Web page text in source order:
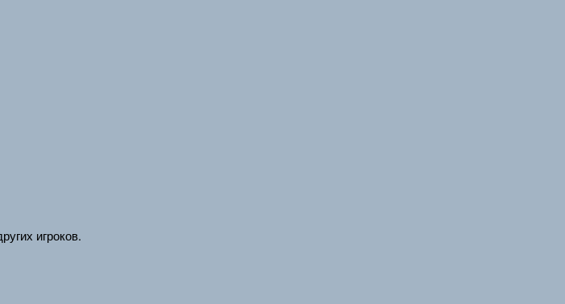
игроков.